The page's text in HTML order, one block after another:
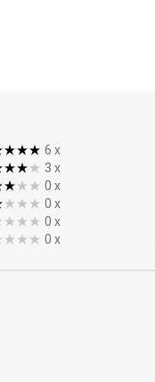
6 x
3 x
0 x
0 x
0 x
0 x